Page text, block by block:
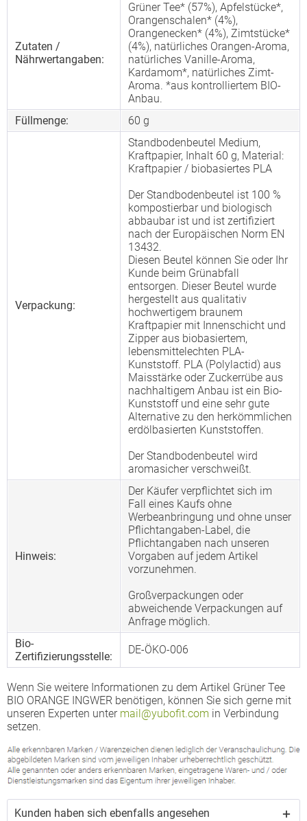
Zutaten /
Nährwertangaben:
Grüner Tee* (57%), Apfelstücke*,
Orangenschalen* (4%),
Orangenecken* (4%), Zimtstücke*
(4%), natürliches Orangen-Aroma,
natürliches Vanille-Aroma,
Kardamom*, natürliches Zimt-
Aroma. *aus kontrolliertem BIO-
Anbau.
Füllmenge:
60 g
Verpackung:
Standbodenbeutel Medium,
Kraftpapier, Inhalt 60 g, Material:
Kraftpapier / biobasiertes PLA
Der Standbodenbeutel ist 100 %
kompostierbar und biologisch
abbaubar ist und ist zertifiziert
nach der Europäischen Norm EN
13432.
Diesen Beutel können Sie oder Ihr
Kunde beim Grünabfall
entsorgen. Dieser Beutel wurde
hergestellt aus qualitativ
hochwertigem braunem
Kraftpapier mit Innenschicht und
Zipper aus biobasiertem,
lebensmittelechten PLA-
Kunststoff. PLA (Polylactid) aus
Maisstärke oder Zuckerrübe aus
nachhaltigem Anbau ist ein Bio-
Kunststoff und eine sehr gute
Alternative zu den herkömmlichen
erdölbasierten Kunststoffen.
Der Standbodenbeutel wird
aromasicher verschweißt.
Hinweis:
Der Käufer verpflichtet sich im
Fall eines Kaufs ohne
Werbeanbringung und ohne unser
Pflichtangaben-Label, die
Pflichtangaben nach unseren
Vorgaben auf jedem Artikel
vorzunehmen.
Großverpackungen oder
abweichende Verpackungen auf
Anfrage möglich.
Bio-
Zertifizierungsstelle:
DE-ÖKO-006
Wenn Sie weitere Informationen zu dem Artikel Grüner Tee
BIO ORANGE INGWER benötigen, können Sie sich gerne mit
unseren Experten unter mail@yubofit.com in Verbindung
setzen.
Kunden haben sich ebenfalls angesehen